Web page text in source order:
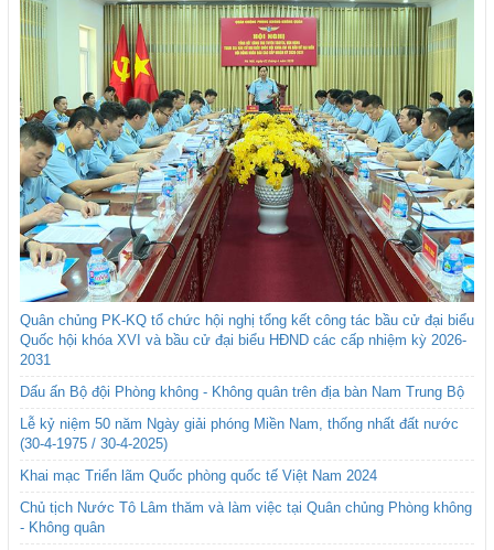
Quân chủng PK-KQ tổ chức hội nghị tổng kết công tác bầu cử đại biểu
Quốc hội khóa XVI và bầu cử đại biểu HĐND các cấp nhiệm kỳ 2026-
2031
Dấu ấn Bộ đội Phòng không - Không quân trên địa bàn Nam Trung Bộ
Lễ kỷ niệm 50 năm Ngày giải phóng Miền Nam, thống nhất đất nước
(30-4-1975 / 30-4-2025)
Khai mạc Triển lãm Quốc phòng quốc tế Việt Nam 2024
Chủ tịch Nước Tô Lâm thăm và làm việc tại Quân chủng Phòng không
- Không quân